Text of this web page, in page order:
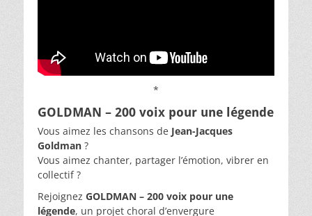
*
GOLDMAN – 200 voix pour une légende
Vous aimez les chansons de Jean-Jacques
Goldman ?
Vous aimez chanter, partager l’émotion, vibrer en
collectif ?
Rejoignez GOLDMAN – 200 voix pour une
légende, un projet choral d’envergure